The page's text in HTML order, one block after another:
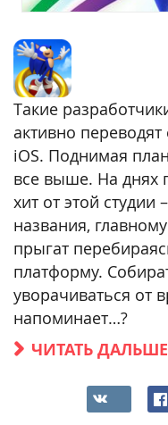
Такие
активно
iOS. Поднимая
все выше. На днях
хит от этой студии
названия,
прыгат
платформу.
уворачиваться от
напоминает…?
ЧИТАТЬ ДАЛЬШЕ